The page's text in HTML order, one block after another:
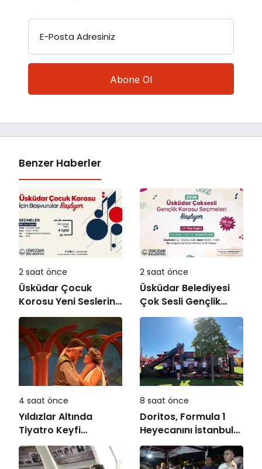
E-Posta Adresiniz
Benzer Haberler
2 saat önce
Üsküdar Çocuk
Korosu Yeni Seslerini
Arıyor
2 saat önce
Üsküdar Belediyesi
Çok Sesli Gençlik
Korosu Yeni Seslerini
4 saat önce
Yıldızlar Altında
Tiyatro Keyfi
“Haramiler” ile
Başlıyor
8 saat önce
Doritos, Formula 1
Heyecanını İstanbul
Festivali’ne Taşıdı